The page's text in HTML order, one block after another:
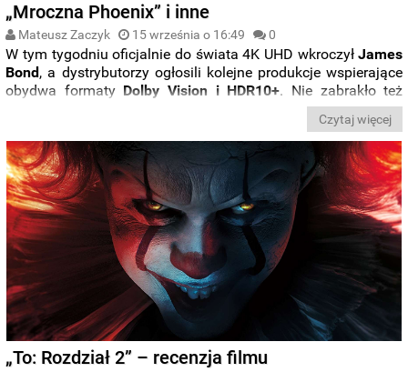
„Mroczna Phoenix” i inne
Mateusz Zaczyk 15 września o 16:49 0
W tym tygodniu oficjalnie do świata 4K UHD wkroczyłJames
Bond, a dystrybutorzy ogłosili kolejne produkcje wspierające
obydwa formaty Dolby Vision i HDR10+. Nie zabrakło też
w zagranicznych
edycjach i sporej dawki pre-orderów na standardowe oraz
kolekcjonerskie wydania wsteelbookach. Sprawdźcie
wszystkie zapowiedzi, które zebraliśmy dla Was w nowym
wpisie z cyklu „ Co nowego na 4K UHD? ”. Miłej lektury.
Czytaj więcej
„To: Rozdział 2” – recenzja filmu